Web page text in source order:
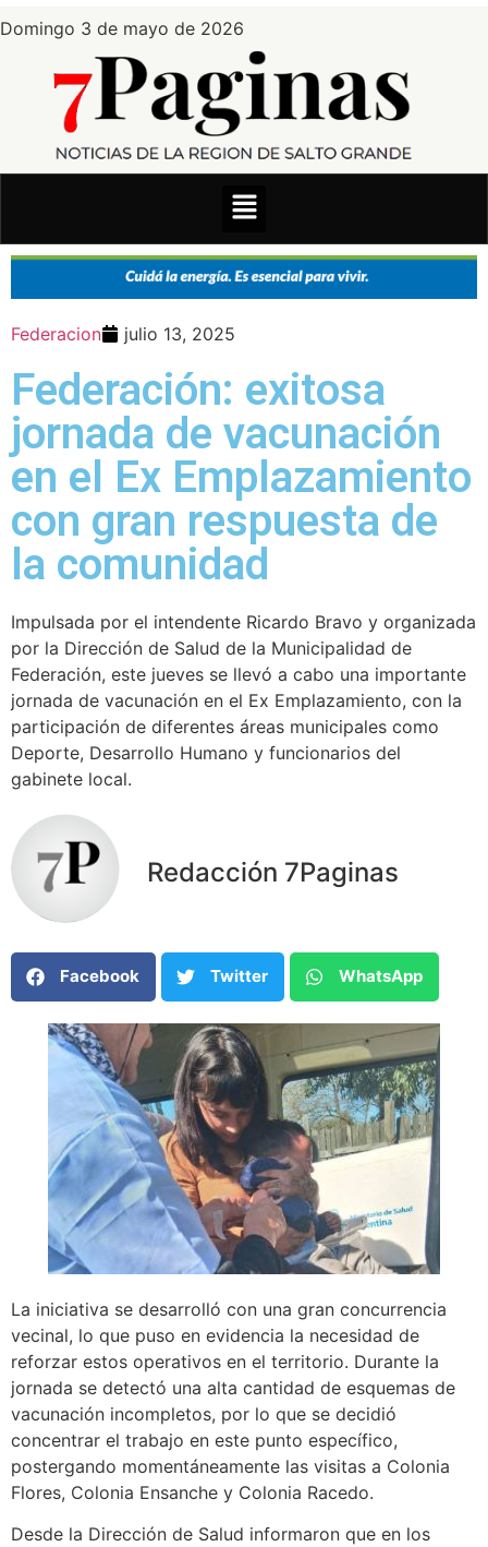
Domingo 3 de mayo de 2026
Federacion julio 13, 2025
Federación: exitosa
jornada de vacunación
en el Ex Emplazamiento
con gran respuesta de
la comunidad
Impulsada por el intendente Ricardo Bravo y organizada
por la Dirección de Salud de la Municipalidad de
Federación, este jueves se llevó a cabo una importante
jornada de vacunación en el Ex Emplazamiento, con la
participación de diferentes áreas municipales como
Deporte, Desarrollo Humano y funcionarios del
gabinete local.
Redacción 7Paginas
Facebook Twitter WhatsApp
La iniciativa se desarrolló con una gran concurrencia
vecinal, lo que puso en evidencia la necesidad de
reforzar estos operativos en el territorio. Durante la
jornada se detectó una alta cantidad de esquemas de
vacunación incompletos, por lo que se decidió
concentrar el trabajo en este punto específico,
postergando momentáneamente las visitas a Colonia
Flores, Colonia Ensanche y Colonia Racedo.
Desde la Dirección de Salud informaron que en los